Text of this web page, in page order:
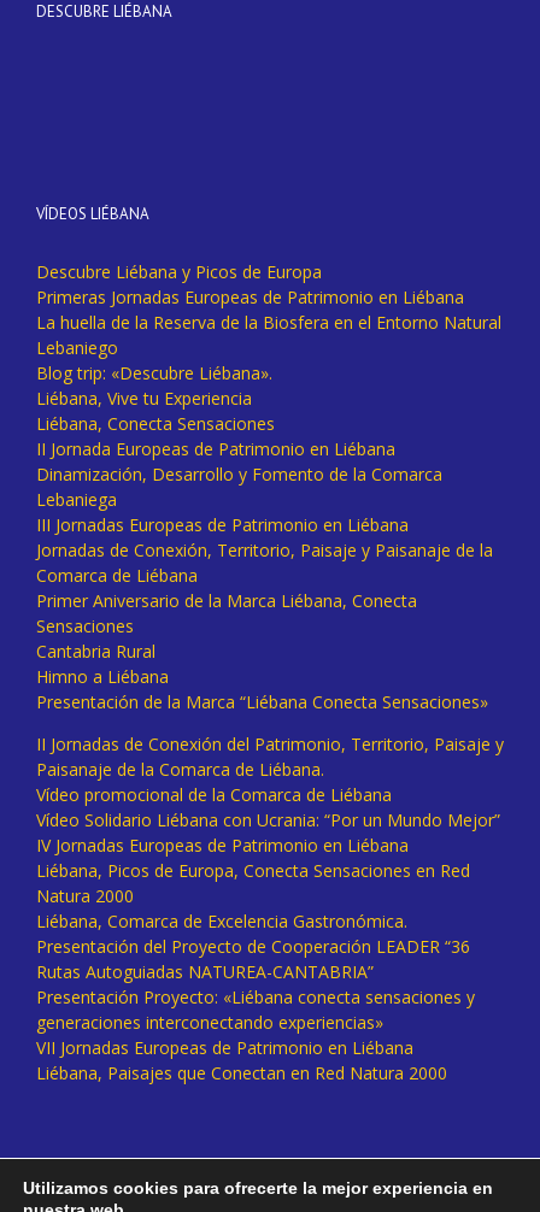
DESCUBRE LIÉBANA
VÍDEOS LIÉBANA
Descubre Liébana y Picos de Europa
Primeras Jornadas Europeas de Patrimonio en Liébana
La huella de la Reserva de la Biosfera en el Entorno Natural
Lebaniego
Blog trip: «Descubre Liébana».
Liébana, Vive tu Experiencia
Liébana, Conecta Sensaciones
II Jornada Europeas de Patrimonio en Liébana
Dinamización, Desarrollo y Fomento de la Comarca
Lebaniega
III Jornadas Europeas de Patrimonio en Liébana
Jornadas de Conexión, Territorio, Paisaje y Paisanaje de la
Comarca de Liébana
Primer Aniversario de la Marca Liébana, Conecta
Sensaciones
Cantabria Rural
Himno a Liébana
Presentación de la Marca “Liébana Conecta Sensaciones»
II Jornadas de Conexión del Patrimonio, Territorio, Paisaje y
Paisanaje de la Comarca de Liébana.
Vídeo promocional de la Comarca de Liébana
Vídeo Solidario Liébana con Ucrania: “Por un Mundo Mejor”
IV Jornadas Europeas de Patrimonio en Liébana
Liébana, Picos de Europa, Conecta Sensaciones en Red
Natura 2000
Liébana, Comarca de Excelencia Gastronómica.
Presentación del Proyecto de Cooperación LEADER “36
Rutas Autoguiadas NATUREA-CANTABRIA”
Presentación Proyecto: «Liébana conecta sensaciones y
generaciones interconectando experiencias»
VII Jornadas Europeas de Patrimonio en Liébana
Liébana, Paisajes que Conectan en Red Natura 2000
Utilizamos cookies para ofrecerte la mejor experiencia en